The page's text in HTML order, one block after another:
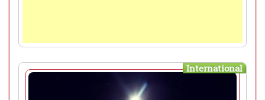
International